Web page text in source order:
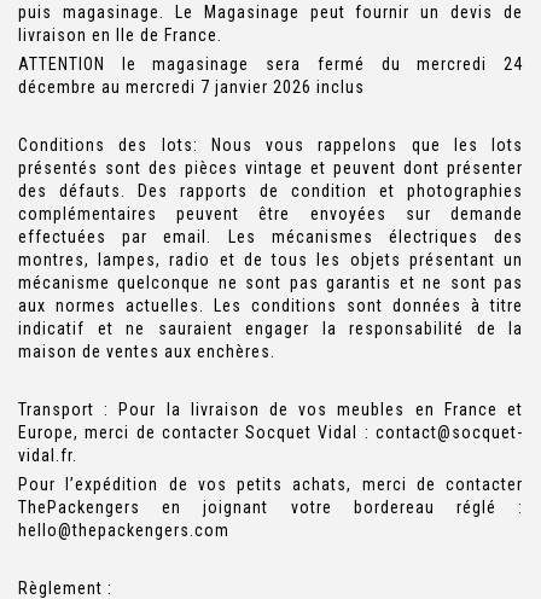
puis magasinage. Le Magasinage peut fournir un devis de
livraison en Ile de France.
ATTENTION le magasinage sera fermé du mercredi 24
décembre au mercredi 7 janvier 2026 inclus
Conditions des lots: Nous vous rappelons que les lots
présentés sont des pièces vintage et peuvent dont présenter
des défauts. Des rapports de condition et photographies
complémentaires peuvent être envoyées sur demande
effectuées par email. Les mécanismes électriques des
montres, lampes, radio et de tous les objets présentant un
mécanisme quelconque ne sont pas garantis et ne sont pas
aux normes actuelles. Les conditions sont données à titre
indicatif et ne sauraient engager la responsabilité de la
maison de ventes aux enchères.
Transport : Pour la livraison de vos meubles en France et
Europe, merci de contacter Socquet Vidal : contact@socquet-
vidal.fr.
Pour l’expédition de vos petits achats, merci de contacter
ThePackengers en joignant votre bordereau réglé :
hello@thepackengers.com
Règlement :